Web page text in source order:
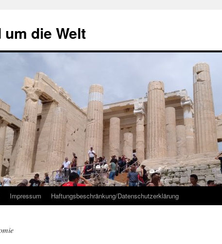
die Welt
Impressum Haftungsbeschränkung/Datenschutzerklärung